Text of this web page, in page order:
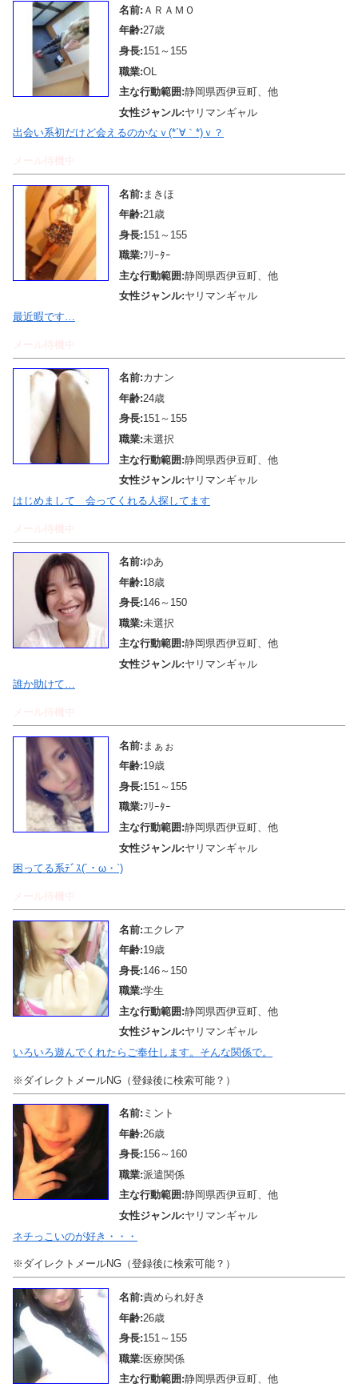
名前: ＡＲＡＭＯ
年齢:27歳
身長:151～155
職業:OL
主な行動範囲:静岡県西伊豆町、他
女性ジャンル:ヤリマンギャル
出会い系初だけど会えるのかなｖ(*´∀｀*)ｖ？
メール待機中
名前: まきほ
年齢:21歳
身長:151～155
職業:ﾌﾘｰﾀｰ
主な行動範囲:静岡県西伊豆町、他
女性ジャンル:ヤリマンギャル
最近暇です…
メール待機中
名前:カナン
年齢:24歳
身長:151～155
職業:未選択
主な行動範囲:静岡県西伊豆町、他
女性ジャンル:ヤリマンギャル
はじめまして 会ってくれる人探してます
メール待機中
名前:ゆあ
年齢:18歳
身長:146～150
職業:未選択
主な行動範囲:静岡県西伊豆町、他
女性ジャンル:ヤリマンギャル
誰か助けて…
メール待機中
名前: まぁぉ
年齢:19歳
身長:151～155
職業:ﾌﾘｰﾀｰ
主な行動範囲:静岡県西伊豆町、他
女性ジャンル:ヤリマンギャル
困ってる系ﾃﾞｽ(´・ω・`)
メール待機中
名前:エクレア
年齢:19歳
身長:146～150
職業:学生
主な行動範囲:静岡県西伊豆町、他
女性ジャンル:ヤリマンギャル
いろいろ遊んでくれたらご奉仕します。そんな関係で。
※ダイレクトメールNG（登録後に検索可能？）
名前: ミント
年齢:26歳
身長:156～160
職業:派遣関係
主な行動範囲:静岡県西伊豆町、他
女性ジャンル:ヤリマンギャル
ネチっこいのが好き・・・
※ダイレクトメールNG（登録後に検索可能？）
名前:責められ好き
年齢:26歳
身長:151～155
職業:医療関係
主な行動範囲:静岡県西伊豆町、他